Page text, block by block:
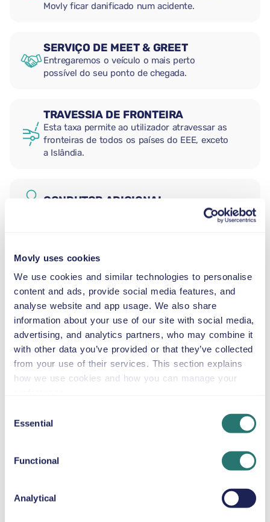
Movly uses cookies
We use cookies and similar technologies to personalise
content and ads, provide social media features, and
analyse website and app usage. We also share
information about your use of our site with social media,
advertising, and analytics partners, who may combine it
with other data you’ve provided or that they’ve collected
from your use of their services. This section explains
how we use cookies and how you can manage your
Selection
Essential
Functional
Analytical
Movly ficar danificado num acidente.
SERVIÇO DE MEET & GREET
Entregaremos o veículo o mais perto
possível do seu ponto de chegada.
TRAVESSIA DE FRONTEIRA
Esta taxa permite ao utilizador atravessar as
fronteiras de todos os países do EEE, exceto
a Islândia.
CONDUTOR ADICIONAL
NASCIDOS
2,5–13 kg
CADEIRA AUTO PARA CRIANÇAS
PEQUENAS
9–18 kg
ASSENTO ELEVATÓRIO
CORRENTES PARA A NEVE